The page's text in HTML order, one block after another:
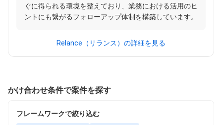
ぐに得られる環境を整えており、業務における活用のヒ
ントにも繋がるフォローアップ体制を構築しています。
Relance（リランス）の詳細を見る
かけ合わせ条件で案件を探す
フレームワークで絞り込む